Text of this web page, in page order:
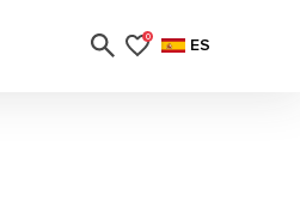
0 ES